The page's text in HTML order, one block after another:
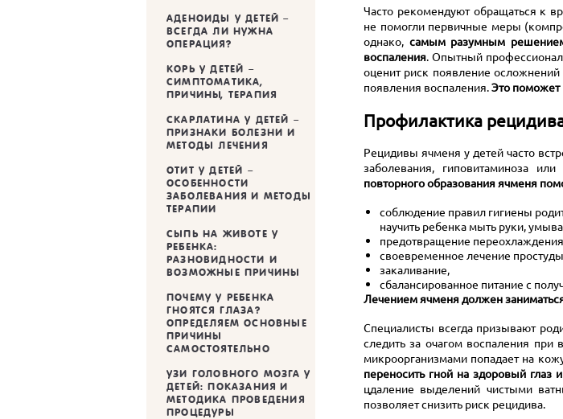
АДЕНОИДЫ У ДЕТЕЙ –
ВСЕГДА ЛИ НУЖНА
ОПЕРАЦИЯ?
КОРЬ У ДЕТЕЙ –
СИМПТОМАТИКА,
ПРИЧИНЫ, ТЕРАПИЯ
СКАРЛАТИНА У ДЕТЕЙ –
ПРИЗНАКИ БОЛЕЗНИ И
МЕТОДЫ ЛЕЧЕНИЯ
ОТИТ У ДЕТЕЙ –
ОСОБЕННОСТИ
ЗАБОЛЕВАНИЯ И МЕТОДЫ
ТЕРАПИИ
СЫПЬ НА ЖИВОТЕ У
РЕБЕНКА:
РАЗНОВИДНОСТИ И
ВОЗМОЖНЫЕ ПРИЧИНЫ
ПОЧЕМУ У РЕБЕНКА
ГНОЯТСЯ ГЛАЗА?
ОПРЕДЕЛЯЕМ ОСНОВНЫЕ
ПРИЧИНЫ
САМОСТОЯТЕЛЬНО
УЗИ ГОЛОВНОГО МОЗГА У
ДЕТЕЙ: ПОКАЗАНИЯ И
МЕТОДИКА ПРОВЕДЕНИЯ
ПРОЦЕДУРЫ
Часто рекомендуют обращаться к
не помогли первичные меры
однако, самым разумным решением
воспаления. Опытный
оценит риск появление
появления воспаления.Это поможет
Профилактика
Рецидивы ячменя у детей часто
заболевания, гиповитаминоза
повторного образования ячменя
соблюдение правил гигиены
научить ребенка мыть руки,
предотвращение
своевременное лечение
закаливание,
сбалансированное питание с
Лечением ячменя должен
Специалисты всегда призывают
следить за очагом воспаления
микроорганизмами попадает на
переносить гной на здоровый глаз
цдаление выделений чистыми
позволяет снизить риск рецидива.